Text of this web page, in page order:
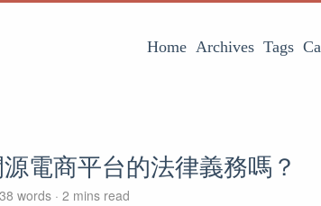
Home Archives Tags
電商平台的法律義務嗎？
words 2 mins read